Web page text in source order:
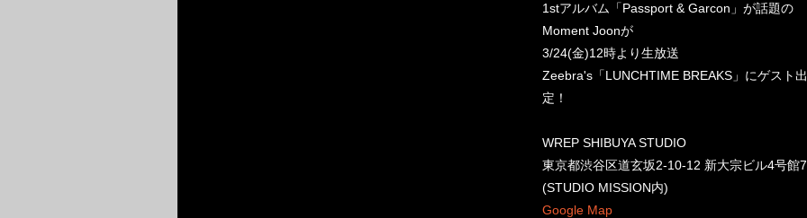
1stアルバム「Passport & Garcon」が話題の
Moment Joonが
3/24(金)12時より生放送
Zeebra's「LUNCHTIME BREAKS」にゲスト
定！
WREP SHIBUYA STUDIO
東京都渋谷区道玄坂2-10-12 新大宗ビル4号館
(STUDIO MISSION内)
Google Map